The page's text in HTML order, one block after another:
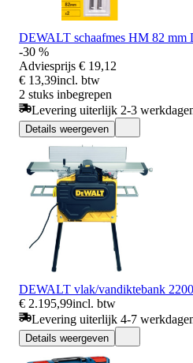
DEWALT schaafmes HM 82 mm
-30 %
Adviesprijs € 19,12
€ 13,39incl. btw
2 stuks inbegrepen
Levering uiterlijk 2-3
Details weergeven
DEWALT vlak/vandiktebank
€ 2.195,99incl. btw
Levering uiterlijk 4-7
Details weergeven